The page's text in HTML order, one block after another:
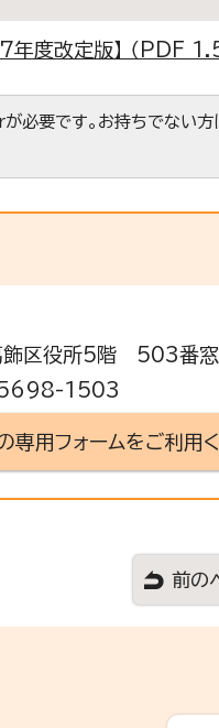
年度改定版】 （PDF
要です。お持ちでない方
区役所5階 503番窓
5698-1503
用フォームをご利用く
前の